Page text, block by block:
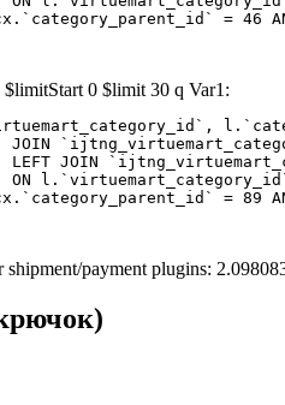
=
0 $limit 30 q Var1:
=
payment plugins: